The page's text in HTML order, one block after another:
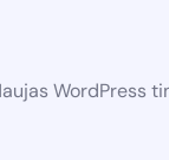
WordPress